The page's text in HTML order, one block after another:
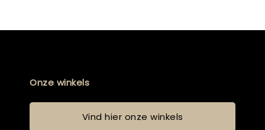
Onze winkels
Vind hier onze winkels